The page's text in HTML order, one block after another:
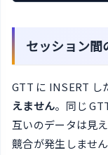
セッション間
GTT に INSERT し
えません。同じ
互いのデータは見
競合が発生しません